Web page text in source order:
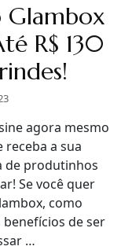
Glambox
R$ 130
agora mesmo
receba a sua
de produtinhos
Se você quer
como
de ser
…